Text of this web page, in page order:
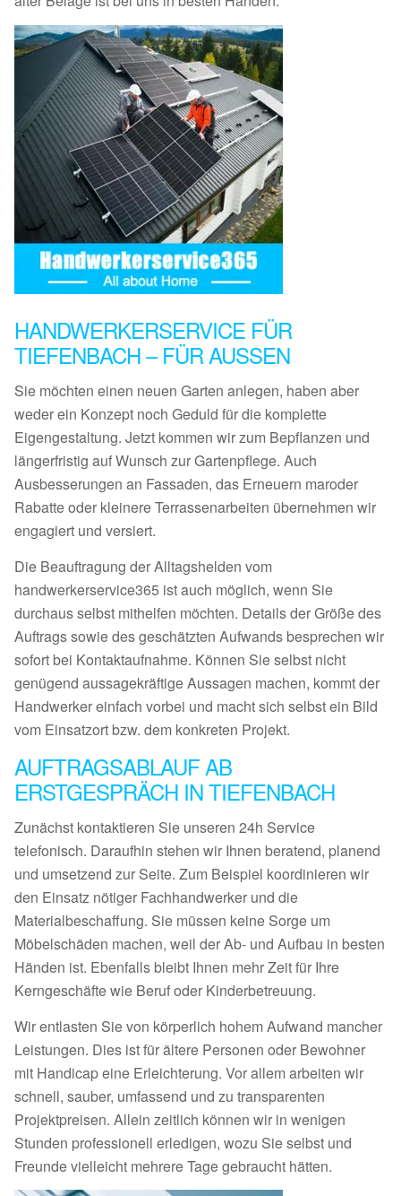
HANDWERKERSERVICE FÜR
TIEFENBACH – FÜR AUSSEN
Sie möchten einen neuen Garten anlegen, haben aber
weder ein Konzept noch Geduld für die komplette
Eigengestaltung. Jetzt kommen wir zum Bepflanzen und
längerfristig auf Wunsch zur Gartenpflege. Auch
Ausbesserungen an Fassaden, das Erneuern maroder
Rabatte oder kleinere Terrassenarbeiten übernehmen wir
engagiert und versiert.
Die Beauftragung der Alltagshelden vom
handwerkerservice365 ist auch möglich, wenn Sie
durchaus selbst mithelfen möchten. Details der Größe des
Auftrags sowie des geschätzten Aufwands besprechen wir
sofort bei Kontaktaufnahme. Können Sie selbst nicht
genügend aussagekräftige Aussagen machen, kommt der
Handwerker einfach vorbei und macht sich selbst ein Bild
vom Einsatzort bzw. dem konkreten Projekt.
AUFTRAGSABLAUF AB
ERSTGESPRÄCH IN TIEFENBACH
Zunächst kontaktieren Sie unseren 24h Service
telefonisch. Daraufhin stehen wir Ihnen beratend, planend
und umsetzend zur Seite. Zum Beispiel koordinieren wir
den Einsatz nötiger Fachhandwerker und die
Materialbeschaffung. Sie müssen keine Sorge um
Möbelschäden machen, weil der Ab- und Aufbau in besten
Händen ist. Ebenfalls bleibt Ihnen mehr Zeit für Ihre
Kerngeschäfte wie Beruf oder Kinderbetreuung.
Wir entlasten Sie von körperlich hohem Aufwand mancher
Leistungen. Dies ist für ältere Personen oder Bewohner
mit Handicap eine Erleichterung. Vor allem arbeiten wir
schnell, sauber, umfassend und zu transparenten
Projektpreisen. Allein zeitlich können wir in wenigen
Stunden professionell erledigen, wozu Sie selbst und
Freunde vielleicht mehrere Tage gebraucht hätten.